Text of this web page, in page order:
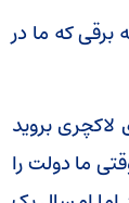
برقی که ما در
بروید
ما دولت را